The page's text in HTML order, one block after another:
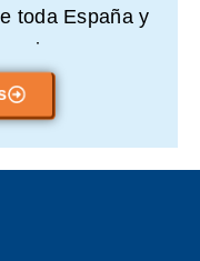
toda España y